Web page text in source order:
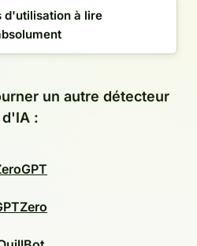
d'utilisation à lire
un autre détecteur
d'IA :